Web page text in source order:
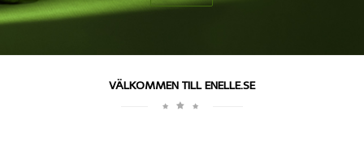
VÄLKOMMEN TILL ENELLE.SE